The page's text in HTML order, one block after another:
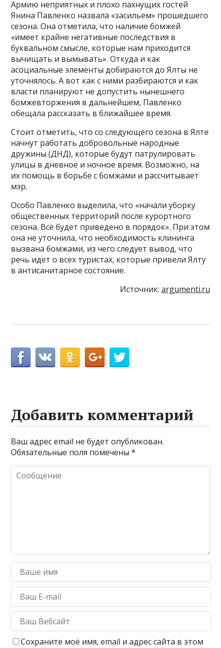
Армию неприятных и плохо пахнущих гостей
Янина Павленко назвала «засильем» прошедшего
сезона. Она отметила, что наличие бомжей
«имеет крайне негативные последствия в
буквальном смысле, которые нам приходится
вычищать и вымывать». Откуда и как
асоциальные элементы добираются до Ялты не
уточнялось. А вот как с ними разбираются и как
власти планируют не допустить нынешнего
бомжевторжения в дальнейшем, Павленко
обещала рассказать в ближайшее время.
Стоит отметить, что со следующего сезона в Ялте
начнут работать добровольные народные
дружины (ДНД), которые будут патрулировать
улицы в дневное и ночное время. Возможно, на
их помощь в борьбе с бомжами и рассчитывает
мэр.
Особо Павленко выделила, что «начали уборку
общественных территорий после курортного
сезона. Всё будет приведено в порядок». При этом
она не уточнила, что необходимость клининга
вызвана бомжами, из чего следует вывод, что
речь идет о всех туристах, которые привели Ялту
в антисанитарное состояние.
Источник: argumenti.ru
Добавить комментарий
Ваш адрес email не будет опубликован.
Обязательные поля помечены*
Сохраните моё имя, email и адрес сайта в этом